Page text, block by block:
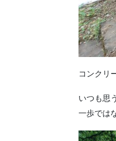
コンクリ
いつも思
一歩では